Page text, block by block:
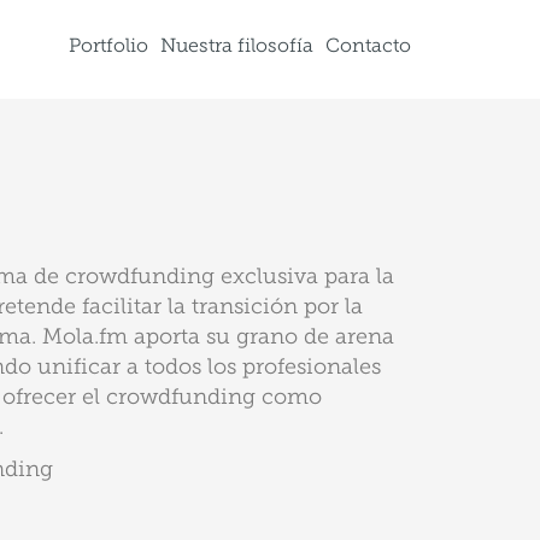
Portfolio Nuestra filosofía Contacto
de crowdfunding exclusiva para la
facilitar la transición por la
Mola.fm aporta su grano de arena
unificar a todos los profesionales
el crowdfunding como